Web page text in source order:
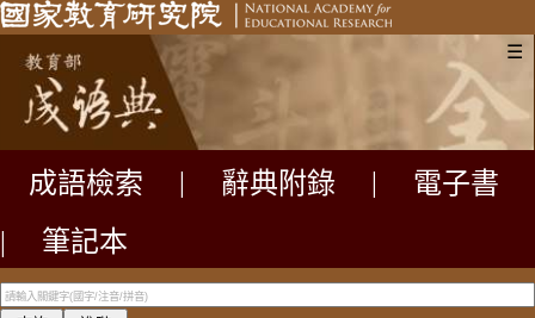
☰
成語檢索 辭典附錄
電子書
|
筆記本